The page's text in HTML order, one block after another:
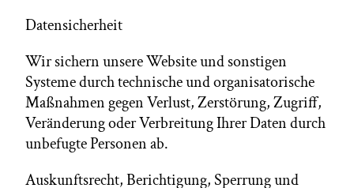
Datensicherheit
Wir sichern unsere Website und sonstigen
Systeme durch technische und organisatorische
Maßnahmen gegen Verlust, Zerstörung, Zugriff,
Veränderung oder Verbreitung Ihrer Daten durch
unbefugte Personen ab.
Auskunftsrecht, Berichtigung, Sperrung und